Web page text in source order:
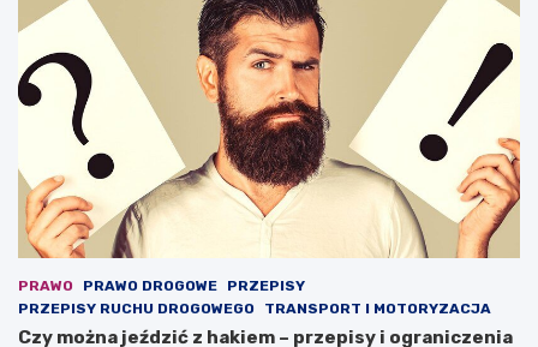
c
o
d
y
PRAWO PRAWO DROGOWE
PRZEPISY
PRZEPISY RUCHU DROGOWEGO
TRANSPORT I MOTORYZACJA
Czy można jeździć z hakiem – przepisy i ograniczenia